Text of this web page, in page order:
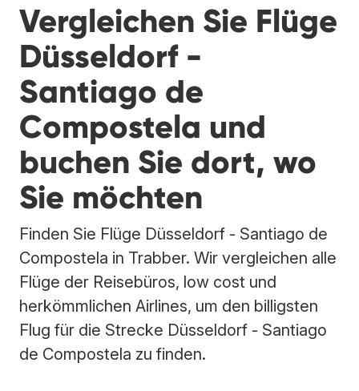
Vergleichen Sie Flüge
Düsseldorf -
Santiago de
Compostela und
buchen Sie dort, wo
Sie möchten
Finden Sie Flüge Düsseldorf - Santiago de
Compostela in Trabber. Wir vergleichen alle
Flüge der Reisebüros, low cost und
herkömmlichen Airlines, um den billigsten
Flug für die Strecke Düsseldorf - Santiago
de Compostela zu finden.